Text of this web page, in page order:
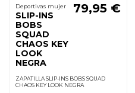
Deportivas mujer
SLIP-INS
BOBS
SQUAD
CHAOS KEY
LOOK
NEGRA
79,95 €
ZAPATILLA SLIP-INS BOBS SQUAD
CHAOS KEY LOOK NEGRA